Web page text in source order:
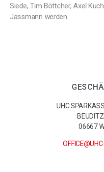
Siede, Tim Böttcher, Axel
Jassmann werden
UHC
06667